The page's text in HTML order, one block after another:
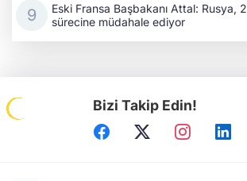
Eski Fransa Başbakanı Attal: Rusya,
sürecine müdahale ediyor
Bizi Takip Edin!